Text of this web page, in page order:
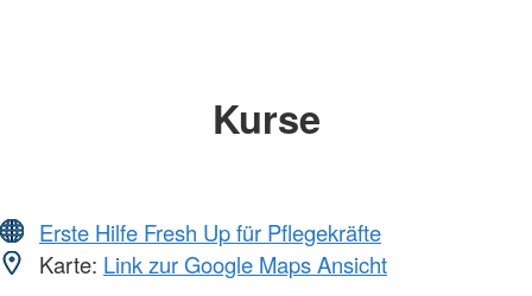
Kurse
Erste Hilfe Fresh Up für Pflegekräfte
Karte: Link zur Google Maps Ansicht